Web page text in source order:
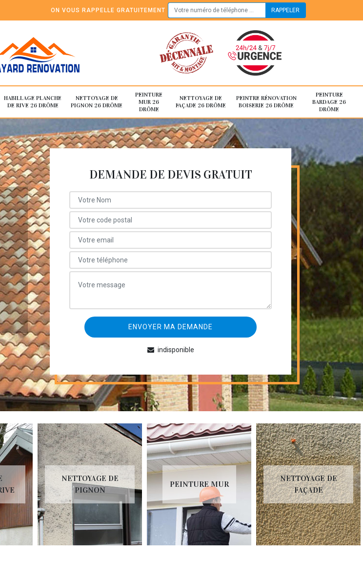
ON VOUS RAPPELLE GRATUITEMENT
HABILLAGE PLANCHE
DE RIVE 26 DRÔME
NETTOYAGE DE
PIGNON 26 DRÔME
PEINTURE
MUR 26
DRÔME
NETTOYAGE DE
FAÇADE 26 DRÔME
PEINTRE RÉNOVATION
BOISERIE 26 DRÔME
PEINTURE
BARDAGE 26
DRÔME
DEMANDE DE DEVIS GRATUIT
indisponible
NETTOYAGE DE
PIGNON
PEINTURE MUR
NETTOYAGE DE
FAÇADE